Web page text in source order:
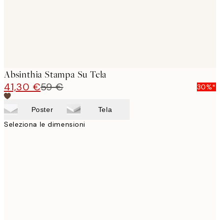
Absinthia Stampa Su Tela
41,30 €59 € 30%*
Poster Tela
Seleziona le dimensioni